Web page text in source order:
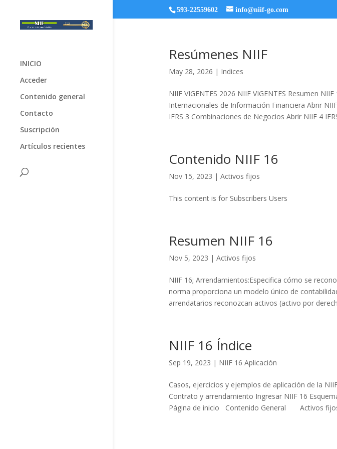
593-22559602 info@niif-go.com
INICIO
Acceder
Contenido general
Contacto
Suscripción
Artículos recientes
Resúmenes NIIF
May 28, 2026 | Indices
NIIF VIGENTES 2026 NIIF VIGENTES Resumen
Internacionales de Información Financiera Abrir
IFRS 3 Combinaciones de Negocios Abrir NIIF 4
Contenido NIIF 16
Nov 15, 2023 | Activos fijos
This content is for Subscribers Users
Resumen NIIF 16
Nov 5, 2023 | Activos fijos
NIIF 16; Arrendamientos:Especifica cómo se
norma proporciona un modelo único de
arrendatarios reconozcan activos (activo por
NIIF 16 Índice
Sep 19, 2023 | NIIF 16 Aplicación
Casos, ejercicios y ejemplos de aplicación de la
Contrato y arrendamiento Ingresar NIIF 16
Página de inicio Contenido General Activos